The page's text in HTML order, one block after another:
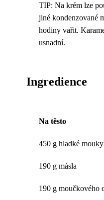
TIP: Na krém lze
jiné kondenzované
hodiny vařit.
usnadní.
Ingredience
Na těsto
450 g hladké mouky
190 g másla
190 g moučkového